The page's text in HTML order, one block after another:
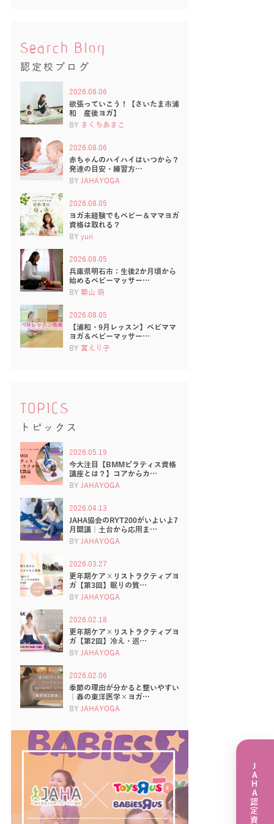
Search Blog
認定校ブログ
2026.08.06
欲張っていこう！【さいたま市浦
和 産後ヨガ】
BY きくちあきこ
2026.08.06
赤ちゃんのハイハイはいつから？
発達の目安・練習方…
BY JAHAYOGA
2026.08.05
ヨガ未経験でもベビー＆ママヨガ
資格は取れる？
BY yuri
2026.08.05
兵庫県明石市：生後2か月頃から
始めるベビーマッサー…
BY 築山 萌
2026.08.05
【浦和・9月レッスン】ベビママ
ヨガ＆ベビーマッサー…
BY 宮えり子
TOPICS
トピックス
2026.05.19
今大注目【BMMピラティス資格
講座とは？】コアからカ…
BY JAHAYOGA
2026.04.13
JAHA協会のRYT200がいよいよ7
月開講｜土台から応用ま…
BY JAHAYOGA
2026.03.27
更年期ケア×リストラクティブヨ
ガ【第3回】眠りの質…
BY JAHAYOGA
2026.02.18
更年期ケア×リストラクティブヨ
ガ【第2回】冷え・巡…
BY JAHAYOGA
2026.02.06
季節の理由が分かると整いやすい
｜春の東洋医学×ヨガ…
BY JAHAYOGA